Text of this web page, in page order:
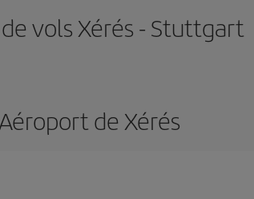
vols Xérés - Stuttgart
de Xérés